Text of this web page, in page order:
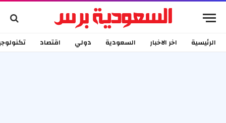
الرئيسية اخر الاخبار السعودية دولي اقتصاد